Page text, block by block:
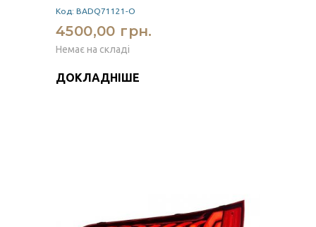
Код: BADQ71121-O
4500,00 грн.
Немає на складі
ДОКЛАДНІШЕ